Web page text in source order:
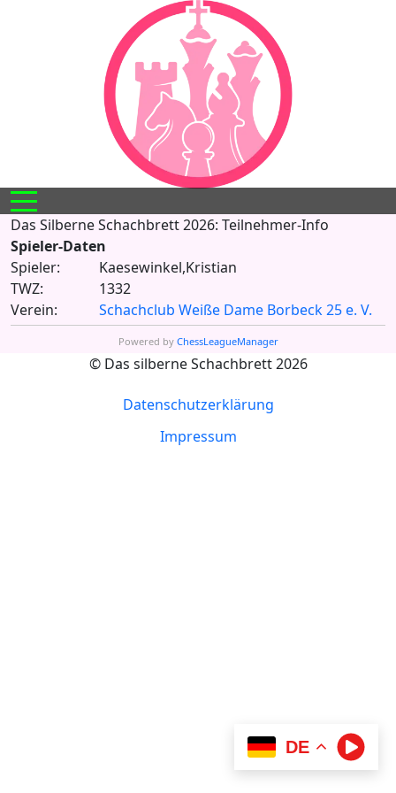
Mobile Menu Toggle
DE
Das Silberne Schachbrett 2026: Teilnehmer-Info
Spieler-Daten
Spieler:
Kaesewinkel,Kristian
TWZ:
1332
Verein:
Schachclub Weiße Dame Borbeck 25 e. V.
Powered by ChessLeagueManager
© Das silberne Schachbrett 2026
Datenschutzerklärung
Impressum